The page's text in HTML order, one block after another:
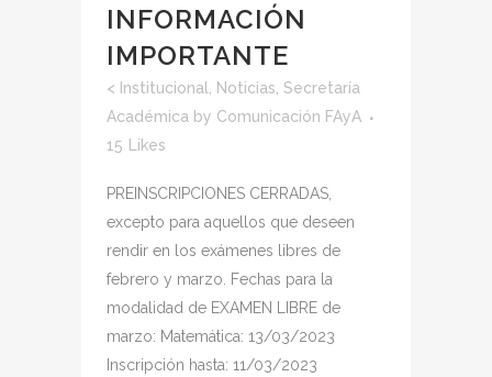
INFORMACIÓN
IMPORTANTE
< Institucional Noticias Secretaría
Académica by Comunicación FAyA
15
Likes
PREINSCRIPCIONES CERRADAS,
excepto para aquellos que deseen
rendir en los exámenes libres de
febrero y marzo. Fechas para la
modalidad de EXAMEN LIBRE de
marzo: Matemática: 13/03/2023
Inscripción hasta: 11/03/2023